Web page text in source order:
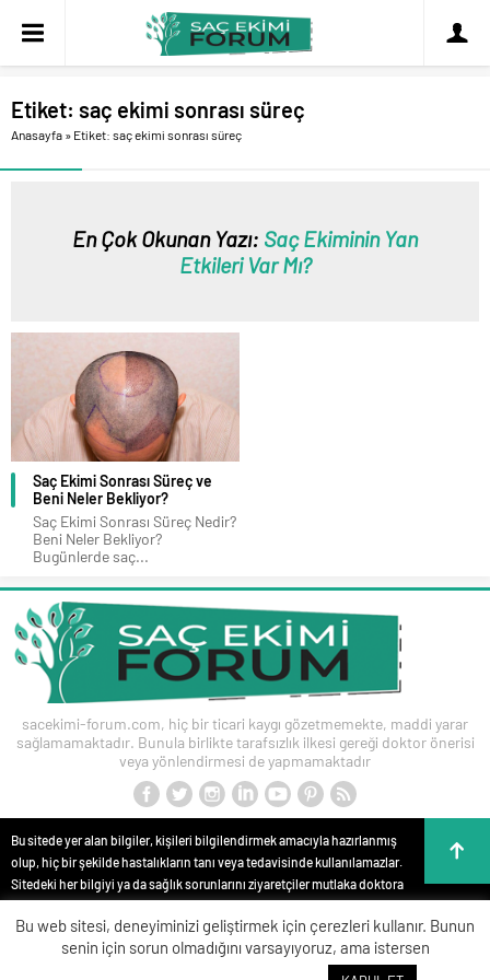
Etiket: saç ekimi sonrası süreç
Anasayfa » Etiket: saç ekimi sonrası süreç
En Çok Okunan Yazı: Saç Ekiminin Yan
Etkileri Var Mı?
Saç Ekimi Sonrası Süreç ve
Beni Neler Bekliyor?
Saç Ekimi Sonrası Süreç Nedir?
Beni Neler Bekliyor?
Bugünlerde saç...
sacekimi-forum.com, hiç bir ticari kaygı gözetmemekte, maddi yarar
sağlamamaktadır. Bunula birlikte tarafsızlık ilkesi gereği doktor önerisi
veya yönlendirmesi de yapmamaktadır
Bu sitede yer alan bilgiler, kişileri bilgilendirmek amacıyla hazırlanmış
olup, hiç bir şekilde hastalıkların tanı veya tedavisinde kullanılamazlar.
Sitedeki her bilgiyi ya da sağlık sorunlarını ziyaretçiler mutlaka doktora
danışmalıdırlar. Bu sitede yer alan bilgiler hiç bir zaman hekim
tedavisinin veya konsültasyonunun yerini alamaz. Site içeriği kişisel
teşhis ve tedavi yönteminin seçimi için değerlendirilemez. Anlatılan tüm
Bu web sitesi, deneyiminizi geliştirmek için çerezleri kullanır. Bunun
senin için sorun olmadığını varsayıyoruz, ama istersen